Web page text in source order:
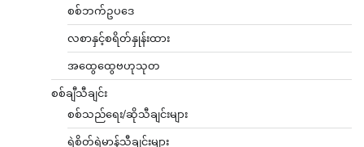
စစ်ဘက်ဥပဒေ
လစာနှင့်စရိတ်နှုန်းထား
အထွေထွေဗဟုသုတ
စစ်ချီသီချင်း
စစ်သည်ရေး/ဆိုသီချင်းများ
ရဲစိတ်ရဲမာန်သီချင်းများ